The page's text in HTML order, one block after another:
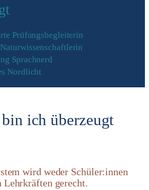
Prüfungsbegleiterin
Sprachnerd
Nordlicht
ich überzeugt
wird weder Schüler:innen
Lehrkräften gerecht.